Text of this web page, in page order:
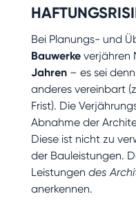
Bei Planungs- und
Bauwerkeverjähren
Jahren– es sei
anderes vereinbart
Frist). Die
Abnahme der
Diese ist nicht zu
der Bauleistungen.
Leistungen des
anerkennen.